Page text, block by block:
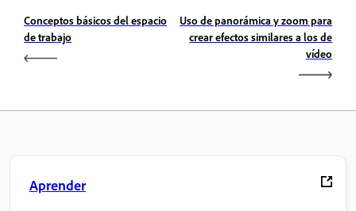
Conceptos básicos del espacio
de trabajo
Uso de panorámica y zoom para
crear efectos similares a los de
vídeo
Aprender